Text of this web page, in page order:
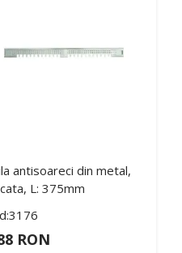
antisoareci din metal,
L: 375mm
RON